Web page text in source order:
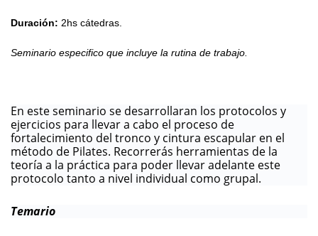
Duración: 2hs cátedras.
Seminario especifico que incluye la rutina de trabajo.
En este seminario se desarrollaran los protocolos y
ejercicios para llevar a cabo el proceso de
fortalecimiento del tronco y cintura escapular en el
método de Pilates. Recorrerás herramientas de la
teoría a la práctica para poder llevar adelante este
protocolo tanto a nivel individual como grupal.
Temario